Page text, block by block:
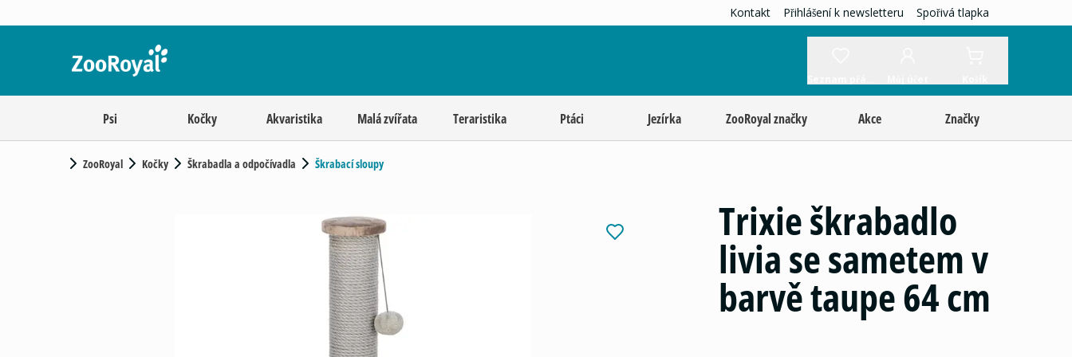
Kontakt Přihlášení k newsletteru Spořivá tlapka
Psi Kočky Akvaristika Malá zvířata Teraristika Ptáci Jezírka ZooRoyal značky Akce Značky
ZooRoyal Kočky Škrabadla a odpočívadla Škrabací sloupy
Trixie škrabadlo
livia se sametem v
barvě taupe 64 cm